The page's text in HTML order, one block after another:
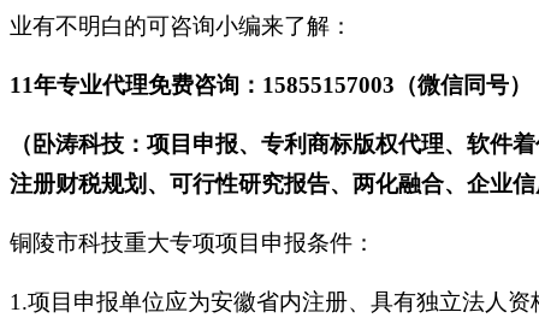
业有不明白的可咨询小编来了解：
11年专业代理免费咨询：15855157003（微信同号）
（卧涛科技：项目申报、专利商标版权代理、软件
注册财税规划、可行性研究报告、两化融合、企业
铜陵市科技重大专项项目申报条件：
1.项目申报单位应为安徽省内注册、具有独立法人